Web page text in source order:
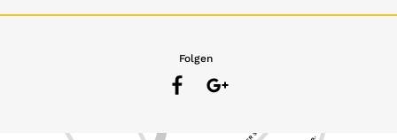
Folgen